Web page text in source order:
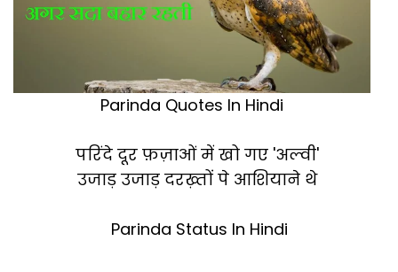
Parinda Quotes In Hindi
परिंदे दूर फ़ज़ाओं में खो गए 'अल्वी'
उजाड़ उजाड़ दरख़्तों पे आशियाने थे
Parinda Status In Hindi